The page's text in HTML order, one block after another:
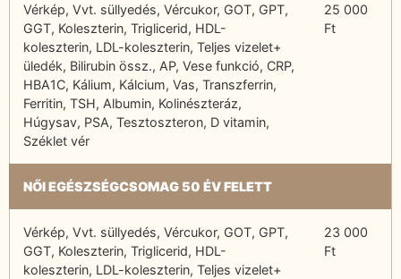
Vérkép, Vvt. süllyedés, Vércukor, GOT, GPT,
GGT, Koleszterin, Triglicerid, HDL-
koleszterin, LDL-koleszterin, Teljes vizelet+
üledék, Bilirubin össz., AP, Vese funkció, CRP,
HBA1C, Kálium, Kálcium, Vas, Transzferrin,
Ferritin, TSH, Albumin, Kolinészteráz,
Húgysav, PSA, Tesztoszteron, D vitamin,
Széklet vér
25 000
Ft
NŐI EGÉSZSÉGCSOMAG 50 ÉV FELETT
Vérkép, Vvt. süllyedés, Vércukor, GOT, GPT,
GGT, Koleszterin, Triglicerid, HDL-
koleszterin, LDL-koleszterin, Teljes vizelet+
23 000
Ft